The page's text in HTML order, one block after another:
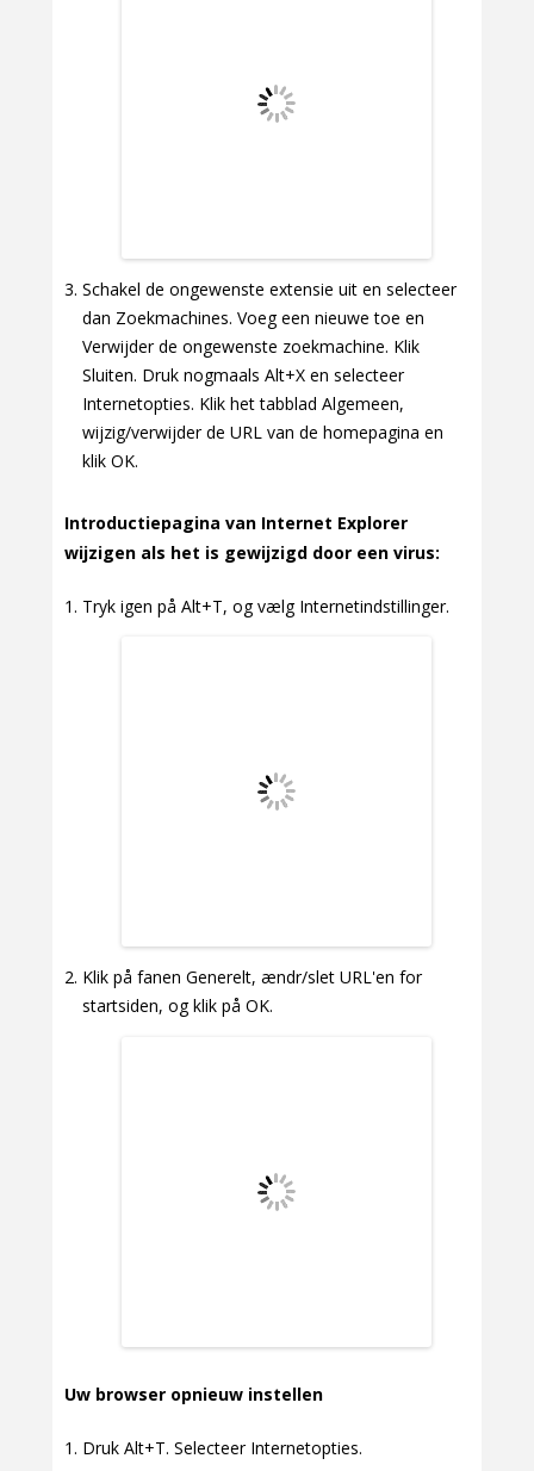
Schakel de ongewenste extensie uit en selecteer
dan Zoekmachines. Voeg een nieuwe toe en
Verwijder de ongewenste zoekmachine. Klik
Sluiten. Druk nogmaals Alt+X en selecteer
Internetopties. Klik het tabblad Algemeen,
wijzig/verwijder de URL van de homepagina en
klik OK.
Introductiepagina van Internet Explorer
wijzigen als het is gewijzigd door een virus:
Tryk igen på Alt+T, og vælg Internetindstillinger.
Klik på fanen Generelt, ændr/slet URL'en for
startsiden, og klik på OK.
Uw browser opnieuw instellen
Druk Alt+T. Selecteer Internetopties.